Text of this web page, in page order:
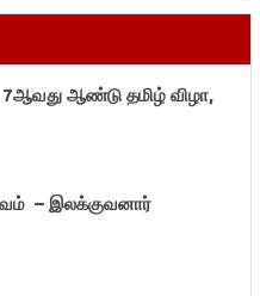
7ஆவது ஆண்டு தமிழ் விழா,
– இலக்குவனார்